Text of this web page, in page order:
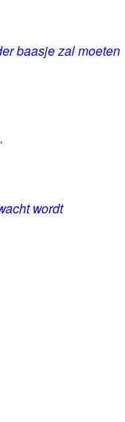
baasje zal moeten
wordt